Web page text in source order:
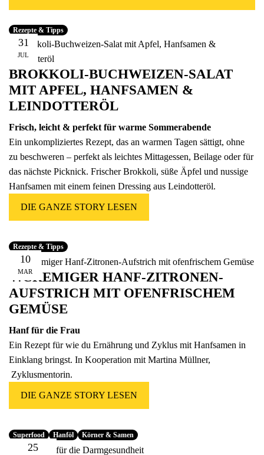
alle Geschenke ansehen
31
JUL
Rezepte & Tipps
BROKKOLI-BUCHWEIZEN-SALAT
MIT APFEL, HANFSAMEN &
LEINDOTTERÖL
Frisch, leicht & perfekt für warme Sommerabende
Ein unkompliziertes Rezept, das an warmen Tagen sättigt, ohne
zu beschweren – perfekt als leichtes Mittagessen, Beilage oder für
das nächste Picknick. Frischer Brokkoli, süße Äpfel und nussige
Hanfsamen mit einem feinen Dressing aus Leindotteröl.
DIE GANZE STORY LESEN
10
MAR
Rezepte & Tipps
🍴CREMIGER HANF-ZITRONEN-
AUFSTRICH MIT OFENFRISCHEM
GEMÜSE
Hanf für die Frau
Ein Rezept für wie du Ernährung und Zyklus mit Hanfsamen in
Einklang bringst. In Kooperation mit Martina Müllner,
Zyklusmentorin.
DIE GANZE STORY LESEN
25
Superfood Hanföl Körner & Samen